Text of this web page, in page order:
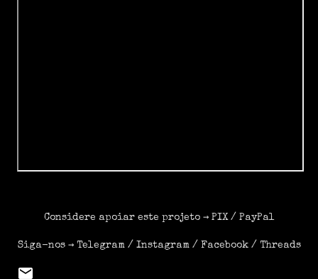
Considere apoiar este projeto → PIX/ PayPal
Siga-nos → Telegram/ Instagram/ Facebook/ Threads